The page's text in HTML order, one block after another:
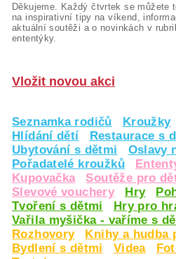
Děkujeme. Každý čtvrtek se můžete
na inspirativní tipy na víkend,
aktuální soutěži a o novinkách v
ententýky.
Vložit novou akci
Seznamka rodičů Kroužky
Hlídání dětí
Restaurace s
Ubytování s dětmi
Oslavy
Pořadatelé kroužků
Kupovačka
Soutěže pro
Slevové vouchery
Hry
Tvoření s dětmi
Hry pro
Vařila myšička - vaříme s
Rozhovory
Knihy a hudba
Bydlení s dětmi
Videa